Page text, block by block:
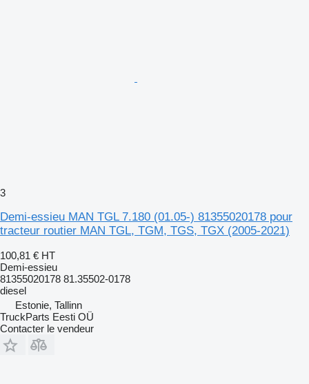
3
Demi-essieu MAN TGL 7.180 (01.05-) 81355020178 pour
tracteur routier MAN TGL, TGM, TGS, TGX (2005-2021)
100,81 € HT
Demi-essieu
81355020178 81.35502-0178
diesel
Estonie, Tallinn
TruckParts Eesti OÜ
Contacter le vendeur